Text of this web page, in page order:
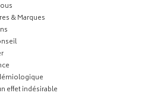
& Marques
effet indésirable